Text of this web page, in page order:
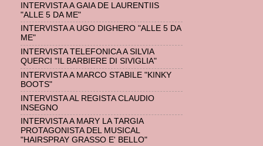
INTERVISTA A GAIA DE LAURENTIIS
"ALLE 5 DA ME"
INTERVISTA A UGO DIGHERO "ALLE 5 DA
ME"
INTERVISTA TELEFONICA A SILVIA
QUERCI "IL BARBIERE DI SIVIGLIA"
INTERVISTA A MARCO STABILE "KINKY
BOOTS"
INTERVISTA AL REGISTA CLAUDIO
INSEGNO
INTERVISTA A MARY LA TARGIA
PROTAGONISTA DEL MUSICAL
"HAIRSPRAY GRASSO E' BELLO"